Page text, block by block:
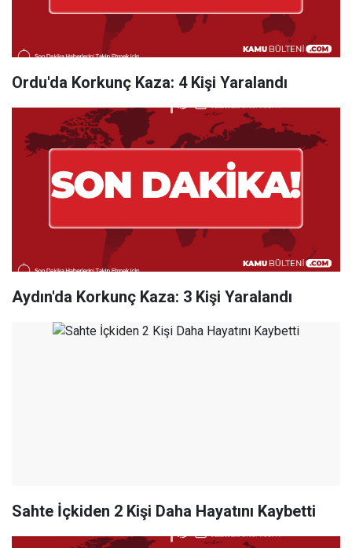
Ordu'da Korkunç Kaza: 4 Kişi Yaralandı
Aydın'da Korkunç Kaza: 3 Kişi Yaralandı
Sahte İçkiden 2 Kişi Daha Hayatını Kaybetti